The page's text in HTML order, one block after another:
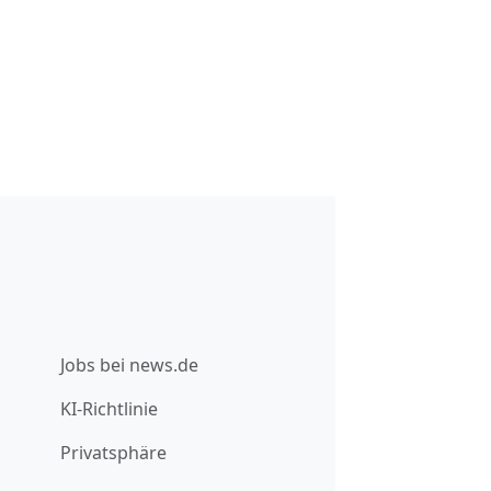
Jobs bei news.de
KI-Richtlinie
Privatsphäre